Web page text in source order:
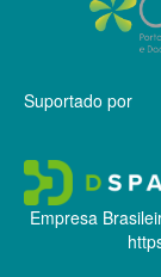
Suportado por
Empresa